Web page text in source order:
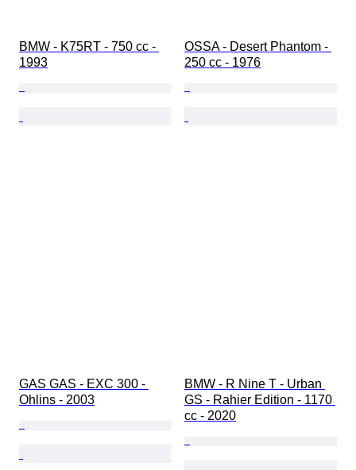
BMW - K75RT - 750 cc -
1993
OSSA - Desert Phantom -
250 cc - 1976
GAS GAS - EXC 300 -
Ohlins - 2003
BMW - R Nine T - Urban
GS - Rahier Edition - 1170
cc - 2020